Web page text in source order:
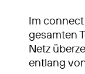
Im
gesamten
Netz
entlang